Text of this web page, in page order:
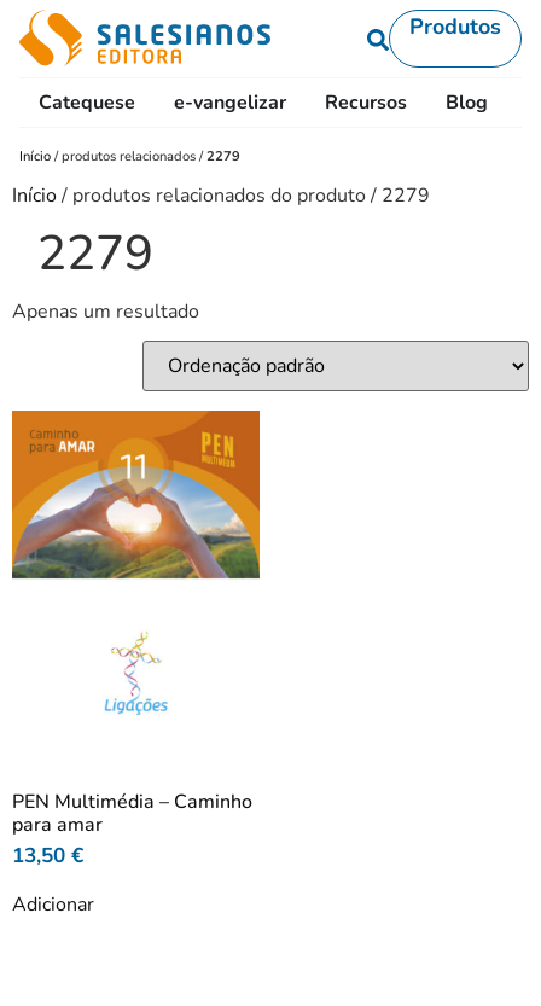
Produtos
Catequese e-vangelizar Recursos Blog
Início /produtos relacionados /2279
Início/ produtos relacionados do produto / 2279
2279
Apenas um resultado
PEN Multimédia – Caminho
para amar
13,50 €
Adicionar